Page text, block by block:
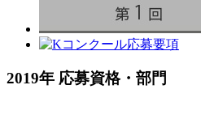
2019年 応募資格・部門